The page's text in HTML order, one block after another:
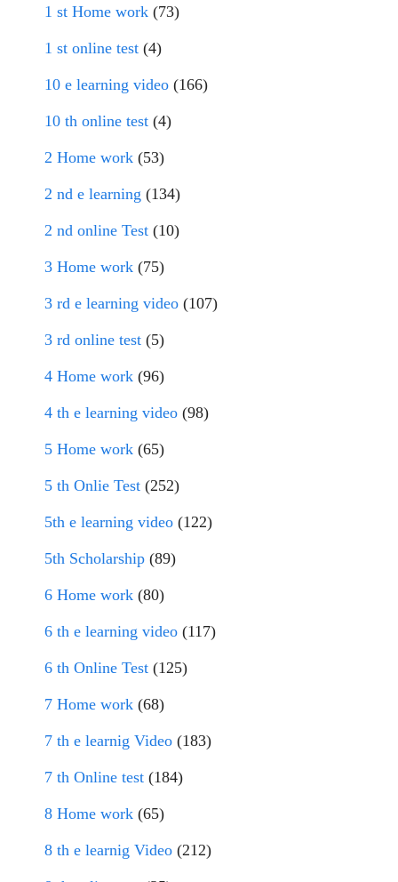
1 st Home work (73)
1 st online test (4)
10 e learning video (166)
10 th online test (4)
2 Home work (53)
2 nd e learning (134)
2 nd online Test (10)
3 Home work (75)
3 rd e learning video (107)
3 rd online test (5)
4 Home work (96)
4 th e learning video (98)
5 Home work (65)
5 th Onlie Test (252)
5th e learning video (122)
5th Scholarship (89)
6 Home work (80)
6 th e learning video (117)
6 th Online Test (125)
7 Home work (68)
7 th e learnig Video (183)
7 th Online test (184)
8 Home work (65)
8 th e learnig Video (212)